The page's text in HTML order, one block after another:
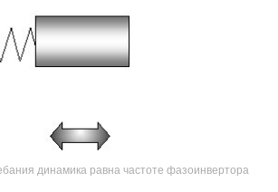
динамика равна частоте фазоинвертора